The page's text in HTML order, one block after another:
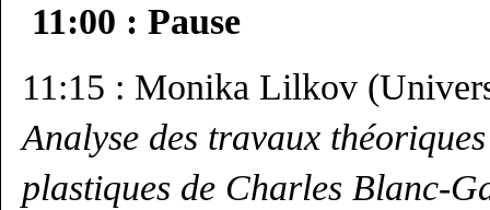
11:00 : Pause
11:15 : Monika Lilkov
Analyse des travaux
plastiques de Charles Blanc-